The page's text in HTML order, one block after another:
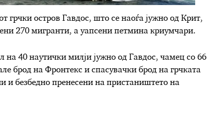
грчки остров Гавдос, што се наоѓа јужно од Крит,
270 мигранти, а уапсени петмина криумчари.
на 40 наутички милји јужно од Гавдос, чамец со 66
брод на Фронтекс и спасувачки брод на грчката
и безбедно пренесени на пристаништето на